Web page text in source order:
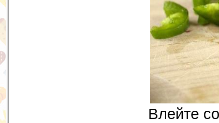
Влейте